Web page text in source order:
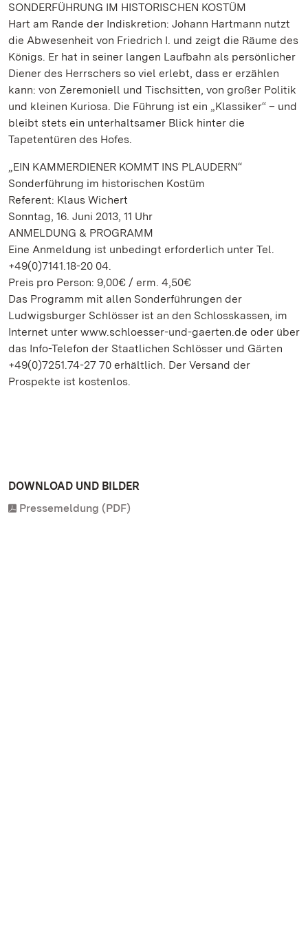
SONDERFÜHRUNG IM HISTORISCHEN KOSTÜM
Hart am Rande der Indiskretion: Johann Hartmann nutzt
die Abwesenheit von Friedrich I. und zeigt die Räume des
Königs. Er hat in seiner langen Laufbahn als persönlicher
Diener des Herrschers so viel erlebt, dass er erzählen
kann: von Zeremoniell und Tischsitten, von großer Politik
und kleinen Kuriosa. Die Führung ist ein „Klassiker“ – und
bleibt stets ein unterhaltsamer Blick hinter die
Tapetentüren des Hofes.
„EIN KAMMERDIENER KOMMT INS PLAUDERN“
Sonderführung im historischen Kostüm
Referent: Klaus Wichert
Sonntag, 16. Juni 2013, 11 Uhr
ANMELDUNG & PROGRAMM
Eine Anmeldung ist unbedingt erforderlich unter Tel.
+49(0)7141.18-20 04.
Preis pro Person: 9,00€ / erm. 4,50€
Das Programm mit allen Sonderführungen der
Ludwigsburger Schlösser ist an den Schlosskassen, im
Internet unter www.schloesser-und-gaerten.de oder über
das Info-Telefon der Staatlichen Schlösser und Gärten
+49(0)7251.74-27 70 erhältlich. Der Versand der
Prospekte ist kostenlos.
DOWNLOAD UND BILDER
Pressemeldung (PDF)